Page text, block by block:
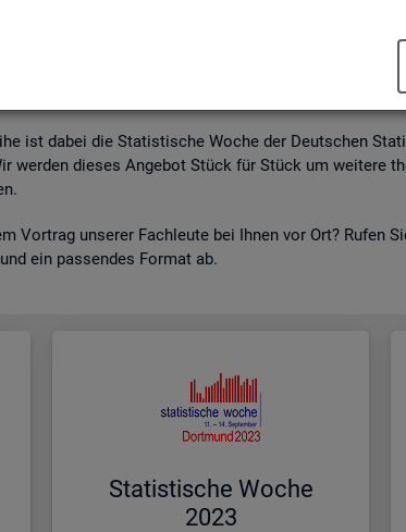
Sta­tis­tik
zur Ana­ly­se the­men­spe­zi­fi­scher
ist dabei die Sta­tis­ti­sche Woche der Deut­schen
wer­den die­ses An­ge­bot Stück für Stück um wei­te­re
Vor­trag un­se­rer Fach­leu­te bei Ihnen vor Ort? Rufen
ein pas­sen­des For­mat ab.
Sta­tis­ti­sche Woche
2023